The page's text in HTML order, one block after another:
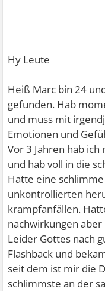
Hy Leute
Heiß Marc bin 24
gefunden. Hab
und muss mit
Emotionen und
Vor 3 Jahren hab
und hab voll in die
Hatte eine
unkontrollierten
krampfanfällen.
nachwirkungen
Leider Gottes nach
Flashback und
seit dem ist mir die
schlimmste an der